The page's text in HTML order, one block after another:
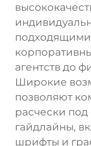
агентств до
Широкие
позволяют
расчески
гайдлайны,
шрифты и